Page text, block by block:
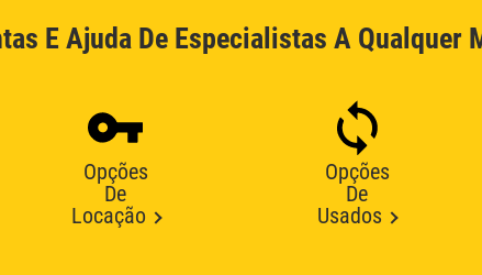
E Ajuda De Especialistas A Qualquer
Opções
De
Locação
Opções
De
Usados